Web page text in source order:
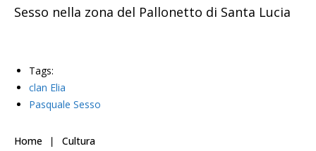
Sesso nella zona del Pallonetto di Santa Lucia
Tags:
clan Elia
Pasquale Sesso
Home Cultura